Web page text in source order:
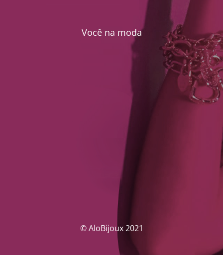
Você na moda
© AloBijoux 2021